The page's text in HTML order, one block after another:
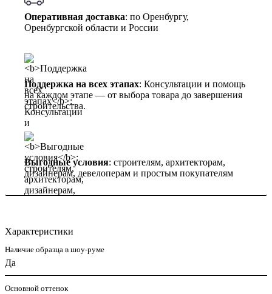
Оперативная доставка: по Оренбургу,
Оренбургской области и России
Поддержка на всех этапах: Консультации и помощь
на каждом этапе — от выбора товара до завершения
строительства.
Выгодные условия: строителям, архитекторам,
дизайнерам, девелоперам и простым покупателям
Характеристики
Наличие образца в шоу-руме
Да
Основной оттенок